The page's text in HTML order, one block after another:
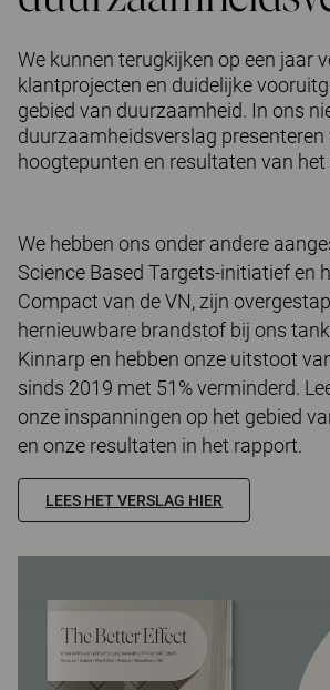
We kunnen terugkijken op een jaar
klantprojecten en duidelijke
gebied van duurzaamheid. In ons
duurzaamheidsverslag presenteren
hoogtepunten en resultaten van
We hebben ons onder andere
Science Based Targets-initiatief en
Compact van de VN, zijn
hernieuwbare brandstof bij ons
Kinnarp en hebben onze uitstoot
sinds 2019 met 51% verminderd.
onze inspanningen op het gebied
en onze resultaten in het rapport.
LEES HET VERSLAG HIER